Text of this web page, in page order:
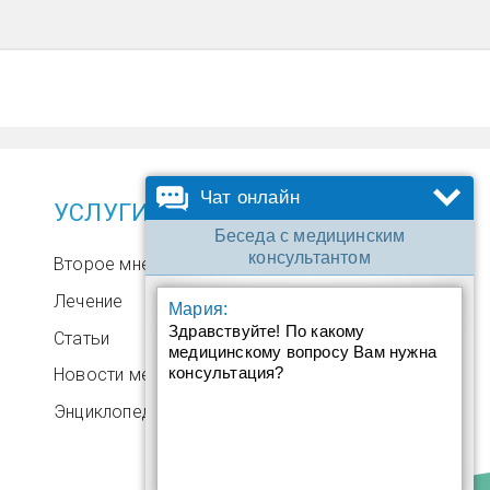
УСЛУГИ
Второе мнение
Лечение
Статьи
Новости медицины
Энциклопедия
Чат онлайн
Беседа с медицинским
консультантом
Мария:
Здравствуйте! По какому
медицинскому вопросу Вам нужна
консультация?